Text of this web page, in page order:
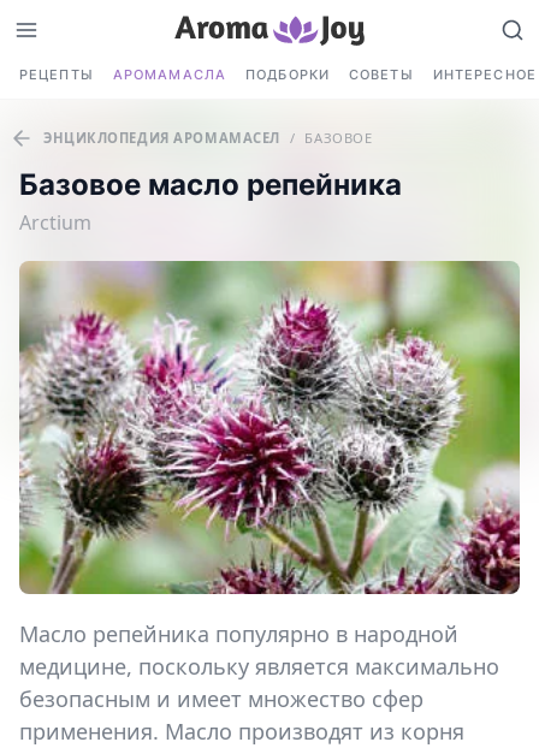
РЕЦЕПТЫ АРОМАМАСЛА ПОДБОРКИ СОВЕТЫ ИНТЕРЕСНОЕ
ЭНЦИКЛОПЕДИЯ АРОМАМАСЕЛ / БАЗОВОЕ
Базовое масло репейника
Arctium
Масло репейника популярно в народной
медицине, поскольку является максимально
безопасным и имеет множество сфер
применения. Масло производят из корня